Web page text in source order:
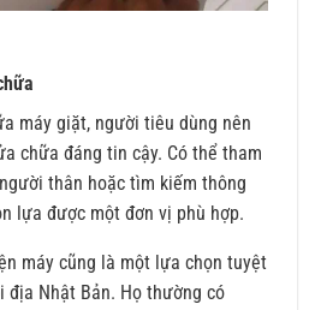
máy giặt, người tiêu dùng nên
chữa đáng tin cậy. Có thể tham
thân hoặc tìm kiếm thông
lựa được một đơn vị phù hợp.
máy cũng là một lựa chọn tuyệt
địa Nhật Bản. Họ thường có